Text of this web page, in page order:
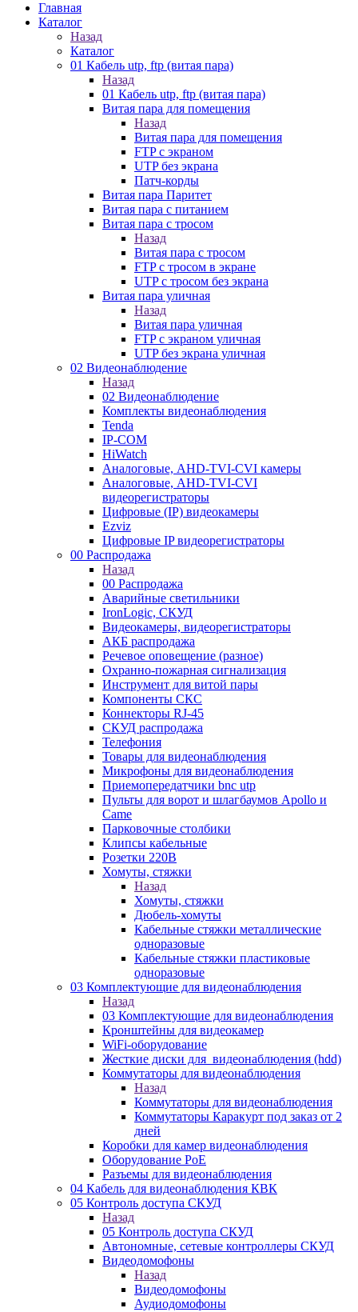
Главная
Каталог
Назад
Каталог
01 Кабель utp, ftp (витая пара)
Назад
01 Кабель utp, ftp (витая пара)
Витая пара для помещения
Назад
Витая пара для помещения
FTP с экраном
UTP без экрана
Патч-корды
Витая пара Паритет
Витая пара с питанием
Витая пара с тросом
Назад
Витая пара с тросом
FTP с тросом в экране
UTP с тросом без экрана
Витая пара уличная
Назад
Витая пара уличная
FTP с экраном уличная
UTP без экрана уличная
02 Видеонаблюдение
Назад
02 Видеонаблюдение
Комплекты видеонаблюдения
Tenda
IP-COM
HiWatch
Аналоговые, AHD-TVI-CVI камеры
Аналоговые, AHD-TVI-CVI
видеорегистраторы
Цифровые (IP) видеокамеры
Ezviz
Цифровые IP видеорегистраторы
00 Распродажа
Назад
00 Распродажа
Аварийные светильники
IronLogic, СКУД
Видеокамеры, видеорегистраторы
АКБ распродажа
Речевое оповещение (разное)
Охранно-пожарная сигнализация
Инструмент для витой пары
Компоненты СКС
Коннекторы RJ-45
СКУД распродажа
Телефония
Товары для видеонаблюдения
Микрофоны для видеонаблюдения
Приемопередатчики bnc utp
Пульты для ворот и шлагбаумов Apollo и
Came
Парковочные столбики
Клипсы кабельные
Розетки 220В
Хомуты, стяжки
Назад
Хомуты, стяжки
Дюбель-хомуты
Кабельные стяжки металлические
одноразовые
Кабельные стяжки пластиковые
одноразовые
03 Комплектующие для видеонаблюдения
Назад
03 Комплектующие для видеонаблюдения
Кронштейны для видеокамер
WiFi-оборудование
Жесткие диски для_видеонаблюдения (hdd)
Коммутаторы для видеонаблюдения
Назад
Коммутаторы для видеонаблюдения
Коммутаторы Каракурт под заказ от 2
дней
Коробки для камер видеонаблюдения
Оборудование PoE
Разъемы для видеонаблюдения
04 Кабель для видеонаблюдения КВК
05 Контроль доступа СКУД
Назад
05 Контроль доступа СКУД
Автономные, сетевые контроллеры СКУД
Видеодомофоны
Назад
Видеодомофоны
Аудиодомофоны